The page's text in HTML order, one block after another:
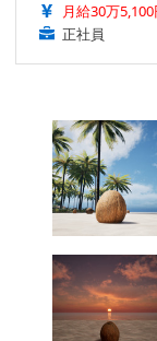
月給30万
正社員